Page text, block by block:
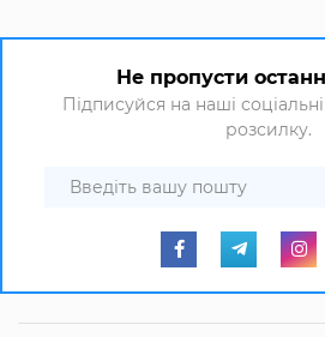
Не пропусти
Підписуйся на наші
розсилку.